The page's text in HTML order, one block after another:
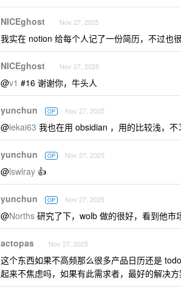
NICEghost Nov 27, 2025
我实在 notion 给每个人记了一份简历，不过也
NICEghost Nov 27, 2025
@v1 #16 谢谢你，牛头人
yunchun OP Nov 27, 2025
@lekai63 我也在用 obsidian ，用的比较浅，不
yunchun OP Nov 27, 2025
@lswlray 👍
yunchun OP Nov 27, 2025
@Norths 研究了下，wolb 做的很好，看到他市
actopas Nov 27, 2025
这个东西如果不高频那么很多产品日历还是
起来不焦虑吗，如果有此需求者，最好的解决